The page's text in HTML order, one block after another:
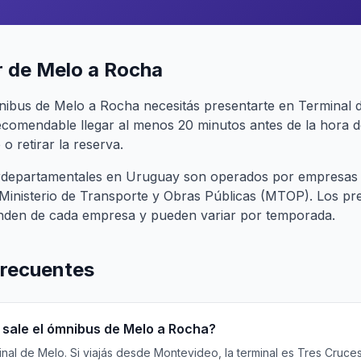
Melo a Rocha
de Melo a Rocha necesitás presentarte en Terminal
llegar al menos 20 minutos antes de la hora
retirar la reserva.
en Uruguay son operados por empresas
de Transporte y Obras Públicas (MTOP). Los
de cada empresa y pueden variar por temporada.
el ómnibus de Melo a Rocha?
de Melo. Si viajás desde Montevideo, la terminal es Tres